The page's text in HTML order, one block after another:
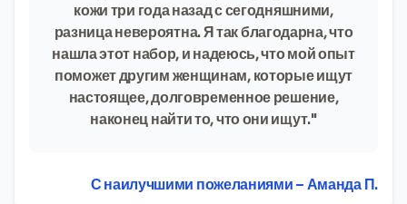
кожи три года назад с сегодняшними,
разница невероятна. Я так благодарна, что
нашла этот набор, и надеюсь, что мой опыт
поможет другим женщинам, которые ищут
настоящее, долговременное решение,
наконец найти то, что они ищут."
С наилучшими пожеланиями – Аманда П.